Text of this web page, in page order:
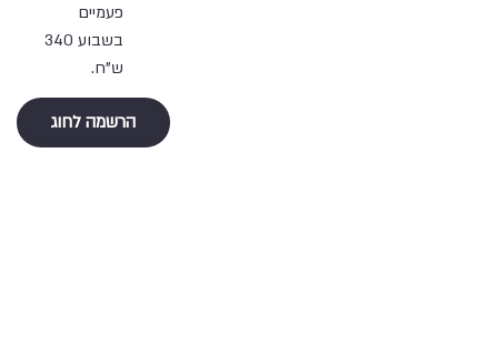
פעמיים
בשבוע 340
ש"ח.
הרשמה לחוג